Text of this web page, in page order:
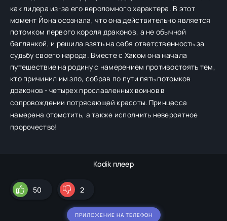
как лидера из-за его вероломного характера. В этот
момент Йона осознала, что она действительно является
потомком первого короля драконов, а не обычной
беглянкой, и решила взять на себя ответственность за
судьбу своего народа. Вместе с Хаком она начала
путешествие на родину с намерением противостоять тем,
кто причинил им зло, собрав по пути пять потомков
драконов - четырех прославленных воинов в
сопровождении потрясающей красоты. Принцесса
намерена отомстить, а также исполнить невероятное
пророчество!
Kodik плеер
50 2
ПРИЛОЖЕНИЕ НА ТЕЛЕФОН